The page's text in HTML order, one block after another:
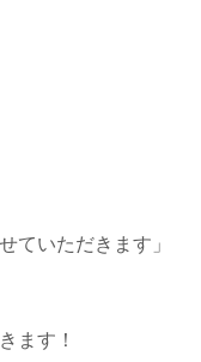
ていただきます」
ます！